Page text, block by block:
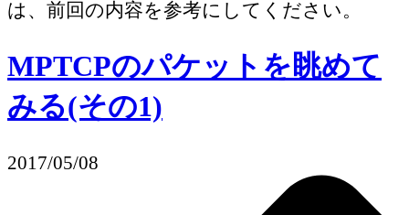
は、前回の内容を参考にしてください。
MPTCPのパケットを眺めて
みる(その1)
2017/05/08